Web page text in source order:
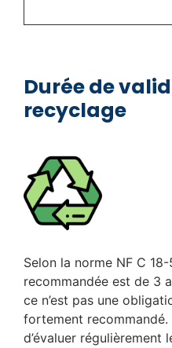
Durée de
recyclage
Selon la norme NF C
recommandée est de 3
ce n’est pas une
fortement recommandé.
d’évaluer régulièrement